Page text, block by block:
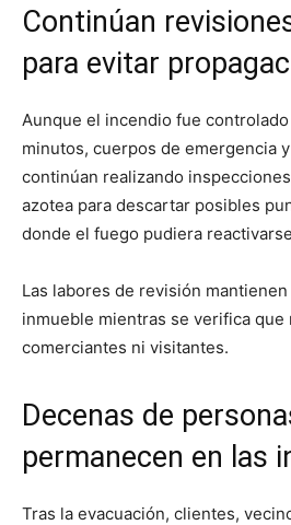
Continúan
para evitar
Aunque el incendio fue
minutos, cuerpos de emergencia
continúan realizando
azotea para descartar posibles
donde el fuego pudiera
Las labores de revisión
inmueble mientras se verifica
comerciantes ni visitantes.
Decenas de
permanecen en las
Tras la evacuación, clientes,